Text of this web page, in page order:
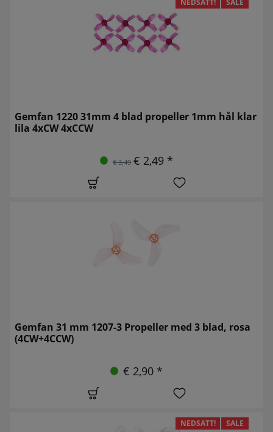
Gemfan 1220 31mm 4 blad propeller 1mm hål klar
lila 4xCW 4xCCW
€ 3,49 € 2,49 *
Gemfan 31 mm 1207-3 Propeller med 3 blad, rosa
(4CW+4CCW)
€ 2,90 *
NEDSATT! SALE